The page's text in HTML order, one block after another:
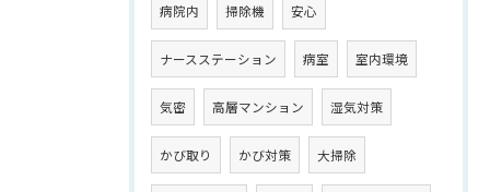
病院内 掃除機 安心
ナースステーション 病室 室内環境
気密 高層マンション 湿気対策
かび取り かび対策 大掃除